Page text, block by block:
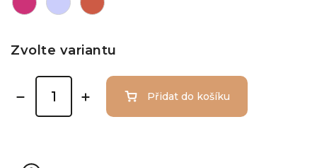
Zvolte variantu
Přidat do košíku